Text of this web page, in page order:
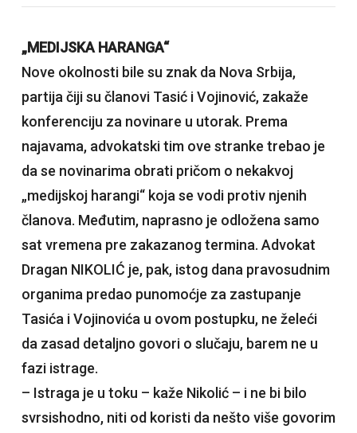
„MEDIJSKA HARANGA“
Nove okolnosti bile su znak da Nova Srbija,
partija čiji su članovi Tasić i Vojinović, zakaže
konferenciju za novinare u utorak. Prema
najavama, advokatski tim ove stranke trebao je
da se novinarima obrati pričom o nekakvoj
„medijskoj harangi“ koja se vodi protiv njenih
članova. Međutim, naprasno je odložena samo
sat vremena pre zakazanog termina. Advokat
Dragan NIKOLIĆ je, pak, istog dana pravosudnim
organima predao punomoćje za zastupanje
Tasića i Vojinovića u ovom postupku, ne želeći
da zasad detaljno govori o slučaju, barem ne u
fazi istrage.
– Istraga je u toku – kaže Nikolić – i ne bi bilo
svrsishodno, niti od koristi da nešto više govorim